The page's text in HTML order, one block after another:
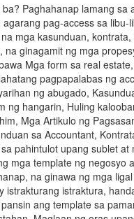
Paghahanap lamang sa
pag-access sa libu-
mga kasunduan,
na ginagamit ng mga
Mga form sa real
pagpapalabas ng
ng abugado,
ng hangarin, Huling
Mga Artikulo ng
sa Accountant,
pahintulot upang sublet at
mga template ng negosyo
na ginawa ng mga
istrakturang istraktura,
ang template sa